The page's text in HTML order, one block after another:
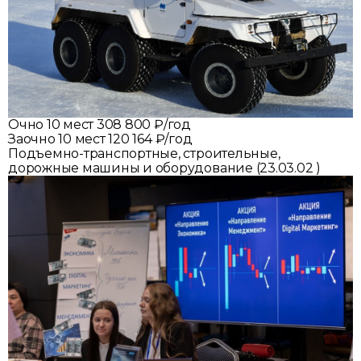
Очно 10 мест 308 800 ₽/год
Заочно 10 мест120 164 ₽/год
Подъемно-транспортные, строительные,
дорожные машины и оборудование (23.03.02 )